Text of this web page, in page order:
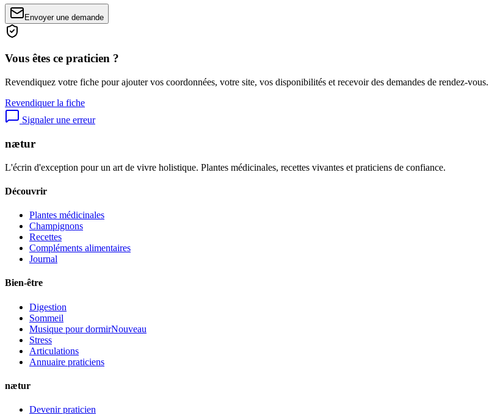
Envoyer une demande
Vous êtes ce praticien ?
Revendiquez votre fiche pour ajouter vos coordonnées, votre site, vos disponibilités et recevoir des demandes de rendez-vous.
Revendiquer la fiche
Signaler une erreur
nætur
L'écrin d'exception pour un art de vivre holistique. Plantes médicinales, recettes vivantes et praticiens de confiance.
Découvrir
Plantes médicinales
Champignons
Recettes
Compléments alimentaires
Journal
Bien-être
Digestion
Sommeil
Musique pour dormirNouveau
Stress
Articulations
Annuaire praticiens
nætur
Devenir praticien